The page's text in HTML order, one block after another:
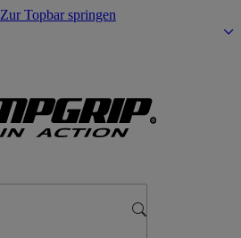
Zur Topbar springen